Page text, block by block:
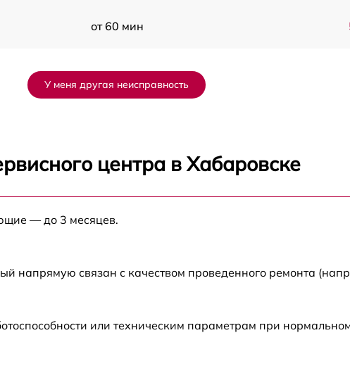
от 60 мин
от 60 мин
У меня другая неисправность
центра в Хабаровске
— до 3 месяцев.
напрямую связан с качеством проведенного ремонта
или техническим параметрам при